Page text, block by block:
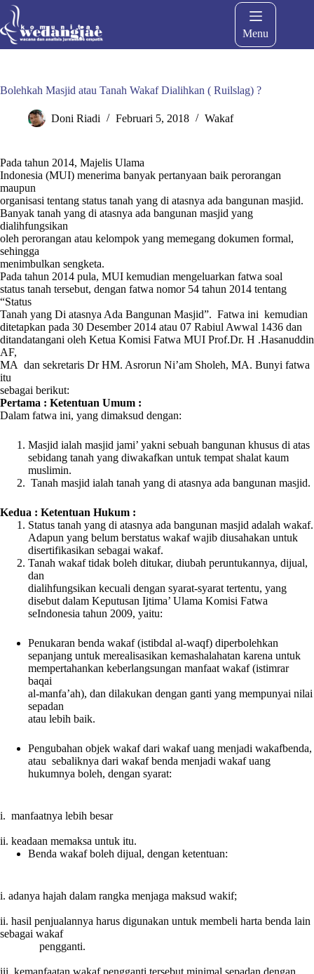
Menu
Bolehkah Masjid atau Tanah Wakaf Dialihkan ( Ruilslag) ?
Doni Riadi Februari 5, 2018 Wakaf
Pada tahun 2014, Majelis Ulama
Indonesia (MUI) menerima banyak pertanyaan baik perorangan
maupun
organisasi tentang status tanah yang di atasnya ada bangunan masjid.
Banyak tanah yang di atasnya ada bangunan masjid yang
dialihfungsikan
oleh perorangan atau kelompok yang memegang dokumen formal,
sehingga
menimbulkan sengketa.
Pada tahun 2014 pula, MUI kemudian mengeluarkan fatwa soal
status tanah tersebut, dengan fatwa nomor 54 tahun 2014 tentang
“Status
Tanah yang Di atasnya Ada Bangunan Masjid”. Fatwa ini kemudian
ditetapkan pada 30 Desember 2014 atau 07 Rabiul Awwal 1436 dan
ditandatangani oleh Ketua Komisi Fatwa MUI Prof.Dr. H .Hasanuddin
AF,
MA dan sekretaris Dr HM. Asrorun Ni’am Sholeh, MA. Bunyi fatwa
itu
sebagai berikut:
Pertama : Ketentuan Umum :
Dalam fatwa ini, yang dimaksud dengan:
Masjid ialah masjid jami’ yakni sebuah bangunan khusus di atas
sebidang tanah yang diwakafkan untuk tempat shalat kaum
muslimin.
Tanah masjid ialah tanah yang di atasnya ada bangunan masjid.
Kedua : Ketentuan Hukum :
Status tanah yang di atasnya ada bangunan masjid adalah wakaf.
Adapun yang belum berstatus wakaf wajib diusahakan untuk
disertifikasikan sebagai wakaf.
Tanah wakaf tidak boleh ditukar, diubah peruntukannya, dijual,
dan
dialihfungsikan kecuali dengan syarat-syarat tertentu, yang
disebut dalam Keputusan Ijtima’ Ulama Komisi Fatwa
seIndonesia tahun 2009, yaitu:
Penukaran benda wakaf (istibdal al-waqf) diperbolehkan
sepanjang untuk merealisasikan kemashalahatan karena untuk
mempertahankan keberlangsungan manfaat wakaf (istimrar
baqai
al-manfa’ah), dan dilakukan dengan ganti yang mempunyai nilai
sepadan
atau lebih baik.
Pengubahan objek wakaf dari wakaf uang menjadi wakafbenda,
atau sebaliknya dari wakaf benda menjadi wakaf uang
hukumnya boleh, dengan syarat:
i. manfaatnya lebih besar
ii. keadaan memaksa untuk itu.
Benda wakaf boleh dijual, dengan ketentuan:
i. adanya hajah dalam rangka menjaga maksud wakif;
ii. hasil penjualannya harus digunakan untuk membeli harta benda lain
sebagai wakaf
pengganti.
iii. kemanfaatan wakaf pengganti tersebut minimal sepadan dengan